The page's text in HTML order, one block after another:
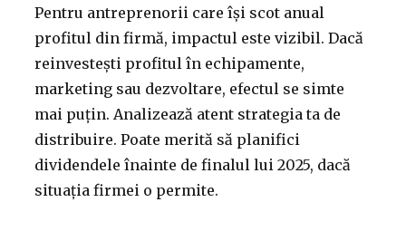
Pentru antreprenorii care își scot anual
profitul din firmă, impactul este vizibil. Dacă
reinvestești profitul în echipamente,
marketing sau dezvoltare, efectul se simte
mai puțin. Analizează atent strategia ta de
distribuire. Poate merită să planifici
dividendele înainte de finalul lui 2025, dacă
situația firmei o permite.